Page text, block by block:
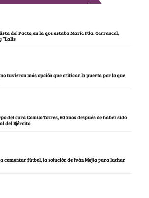
del Pacto, en la que estaba María Fda. Carrascal,
“Lalis
no tuvieron más opción que criticar la puerta por la que
del cura Camilo Torres, 60 años después de haber sido
del Ejército
comentar fútbol, la solución de Iván Mejía para luchar